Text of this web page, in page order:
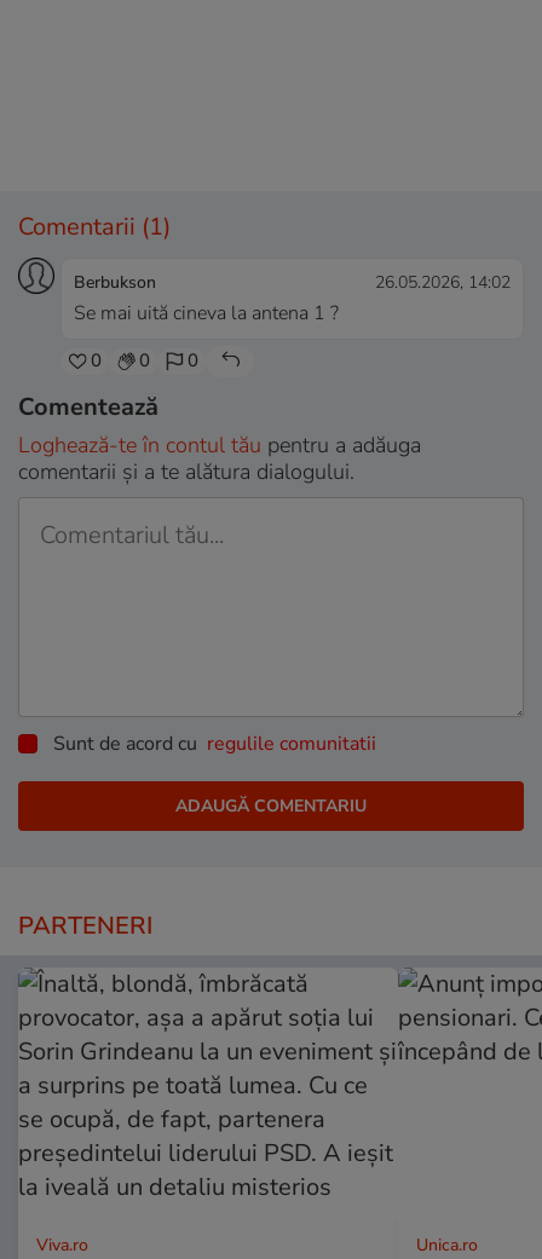
Comentarii (1)
Berbukson 26.05.2026, 14:02
Se mai uită cineva la antena 1 ?
0 0 0
Comentează
Loghează-te în contul tău pentru a adăuga
comentarii și a te alătura dialogului.
Sunt de acord cu regulile comunitatii
PARTENERI
Viva.ro Unica.ro